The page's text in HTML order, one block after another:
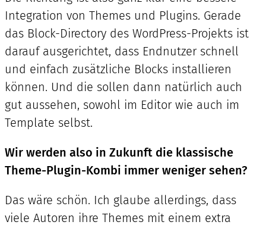
Integration von Themes und Plugins. Gerade
das Block-Directory des WordPress-Projekts ist
darauf ausgerichtet, dass Endnutzer schnell
und einfach zusätzliche Blocks installieren
können. Und die sollen dann natürlich auch
gut aussehen, sowohl im Editor wie auch im
Template selbst.
Wir werden also in Zukunft die klassische
Theme-Plugin-Kombi immer weniger sehen?
Das wäre schön. Ich glaube allerdings, dass
viele Autoren ihre Themes mit einem extra